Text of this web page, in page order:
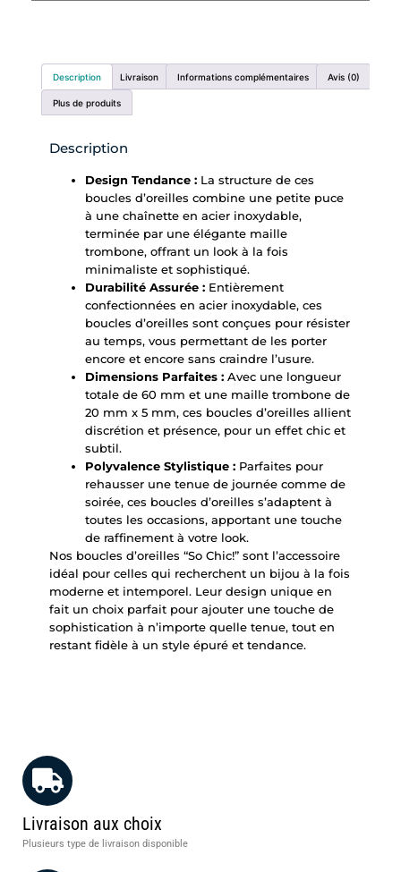
Description Livraison Informations complémentaires Avis (0)
Plus de produits
Description
Design Tendance : La structure de ces
boucles d’oreilles combine une petite puce
à une chaînette en acier inoxydable,
terminée par une élégante maille
trombone, offrant un look à la fois
minimaliste et sophistiqué.
Durabilité Assurée : Entièrement
confectionnées en acier inoxydable, ces
boucles d’oreilles sont conçues pour résister
au temps, vous permettant de les porter
encore et encore sans craindre l’usure.
Dimensions Parfaites : Avec une longueur
totale de 60 mm et une maille trombone de
20 mm x 5 mm, ces boucles d’oreilles allient
discrétion et présence, pour un effet chic et
subtil.
Polyvalence Stylistique : Parfaites pour
rehausser une tenue de journée comme de
soirée, ces boucles d’oreilles s’adaptent à
toutes les occasions, apportant une touche
de raffinement à votre look.
Nos boucles d’oreilles “So Chic!” sont l’accessoire
idéal pour celles qui recherchent un bijou à la fois
moderne et intemporel. Leur design unique en
fait un choix parfait pour ajouter une touche de
sophistication à n’importe quelle tenue, tout en
restant fidèle à un style épuré et tendance.
Livraison aux choix
Plusieurs type de livraison disponible